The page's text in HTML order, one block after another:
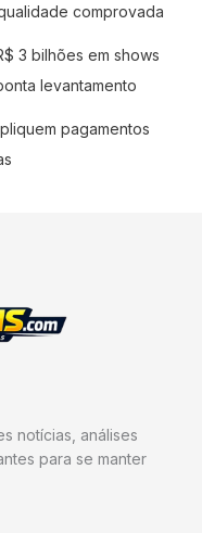
comprovada
3 bilhões em shows
levantamento
pagamentos
notícias, análises
para se manter